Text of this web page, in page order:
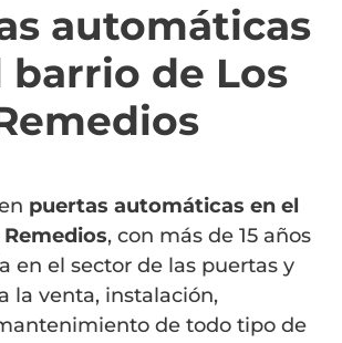
automáticas
barrio de Los
puertas automáticas en el
, con más de 15 años
en el sector de las puertas y
la venta, instalación,
de todo tipo de